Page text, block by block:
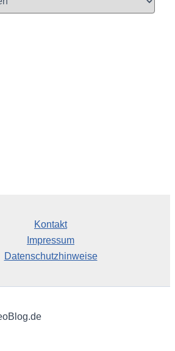
Kontakt
Impressum
Datenschutzhinweise